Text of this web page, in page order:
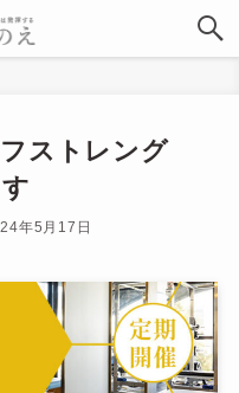
ストレング
年5月17日